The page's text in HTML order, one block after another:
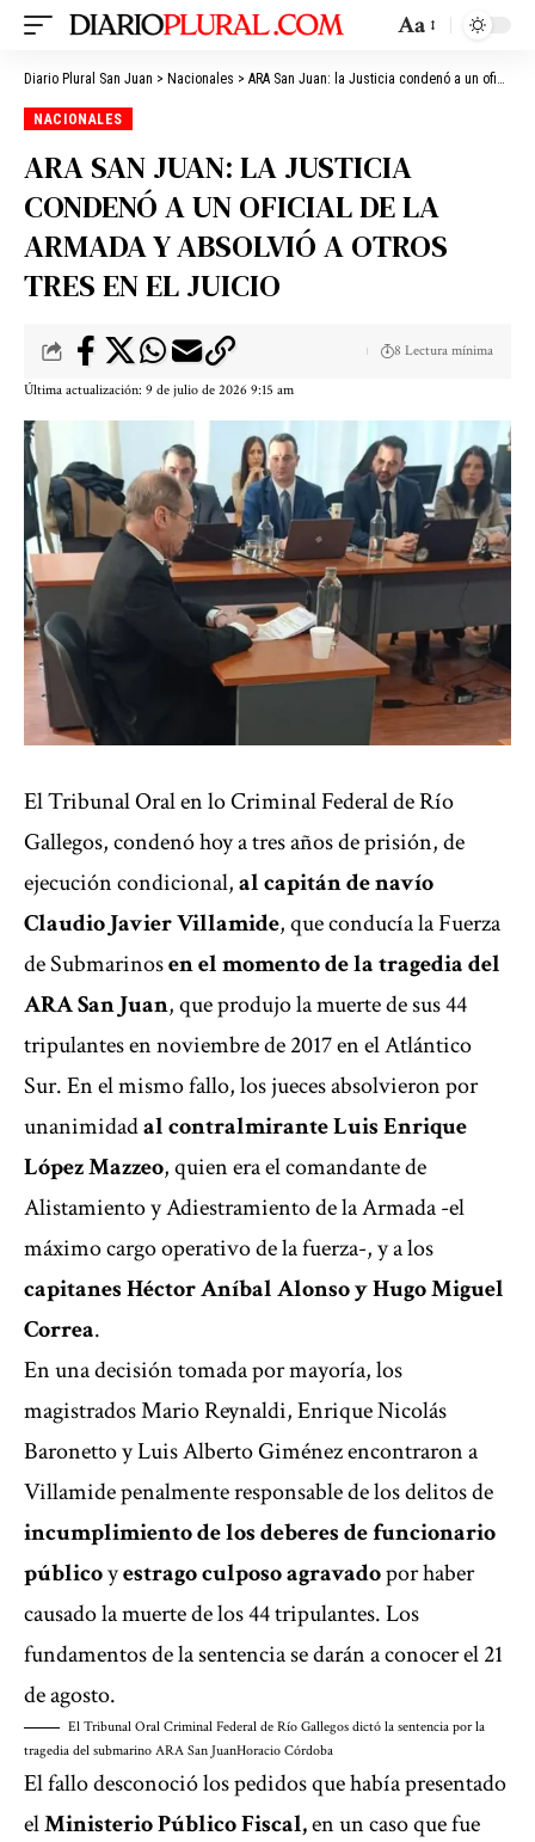
Aa
Diario Plural San Juan > Nacionales > ARA San Juan: la Justicia condenó a un oficial de la Armada y absolvió a otros tres en el juicio
NACIONALES
ARA SAN JUAN: LA JUSTICIA
CONDENÓ A UN OFICIAL DE LA
ARMADA Y ABSOLVIÓ A OTROS
TRES EN EL JUICIO
Última actualización: 9 de julio de 2026 9:15 am
8 Lectura mínima
El Tribunal Oral en lo Criminal Federal de Río
Gallegos, condenó hoy a tres años de prisión, de
ejecución condicional,al capitán de navío
Claudio Javier Villamide, que conducía la Fuerza
de Submarinosen el momento de la tragedia del
ARA San Juan, que produjo la muerte de sus 44
tripulantes en noviembre de 2017 en el Atlántico
Sur. En el mismo fallo, los jueces absolvieron por
unanimidadal contralmirante Luis Enrique
López Mazzeo, quien era el comandante de
Alistamiento y Adiestramiento de la Armada -el
máximo cargo operativo de la fuerza-, y a los
capitanes Héctor Aníbal Alonso yHugo Miguel
Correa.
En una decisión tomada por mayoría, los
magistrados Mario Reynaldi, Enrique Nicolás
Baronetto y Luis Alberto Giménez encontraron a
Villamide penalmente responsable de los delitos de
incumplimiento de los deberes de funcionario
públicoyestrago culposo agravadopor haber
causado la muerte de los 44 tripulantes. Los
fundamentos de la sentencia se darán a conocer el 21
de agosto.
El Tribunal Oral Criminal Federal de Río Gallegos dictó la sentencia por la
tragedia del submarino ARA San JuanHoracio Córdoba
El fallo desconoció los pedidos que había presentado
elMinisterio Público Fiscal,en un caso que fue